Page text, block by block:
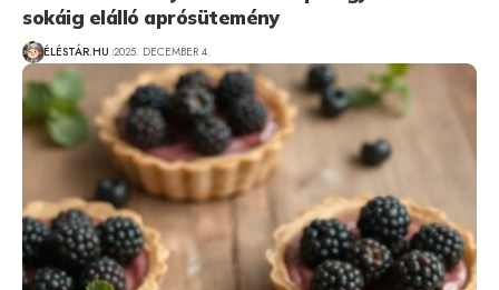
sokáig elálló aprósütemény
ÉLÉSTÁR.HU 2025. DECEMBER 4.